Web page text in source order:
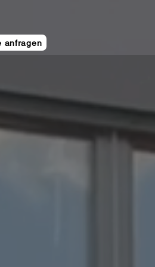
anfragen